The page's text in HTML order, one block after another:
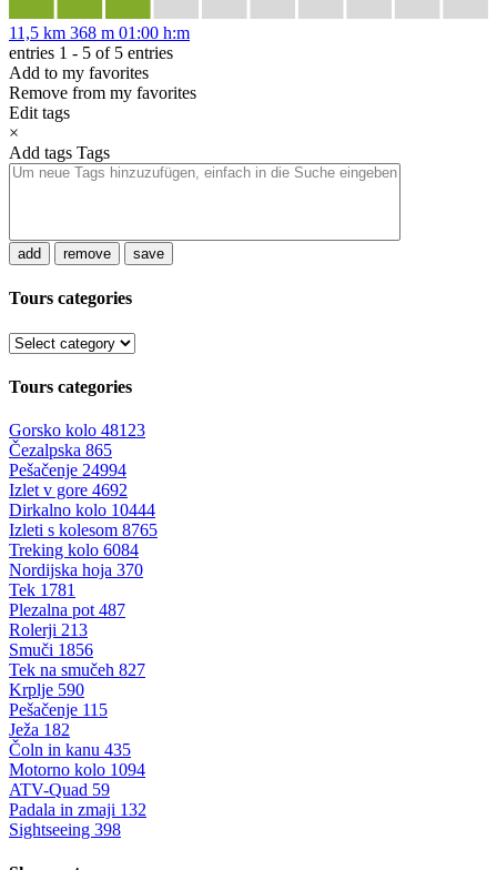
11,5 km 368 m 01:00 h:m
entries 1 - 5 of 5 entries
Add to my favorites
Remove from my favorites
Edit tags
×
Add tags Tags
add remove save
Tours categories
Tours categories
Gorsko kolo 48123
Čezalpska 865
Pešačenje 24994
Izlet v gore 4692
Dirkalno kolo 10444
Izleti s kolesom 8765
Treking kolo 6084
Nordijska hoja 370
Tek 1781
Plezalna pot 487
Rolerji 213
Smuči 1856
Tek na smučeh 827
Krplje 590
Pešačenje 115
Ježa 182
Čoln in kanu 435
Motorno kolo 1094
ATV-Quad 59
Padala in zmaji 132
Sightseeing 398